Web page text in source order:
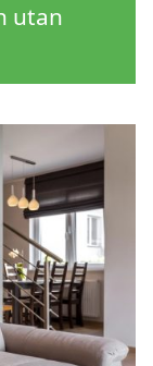
utan